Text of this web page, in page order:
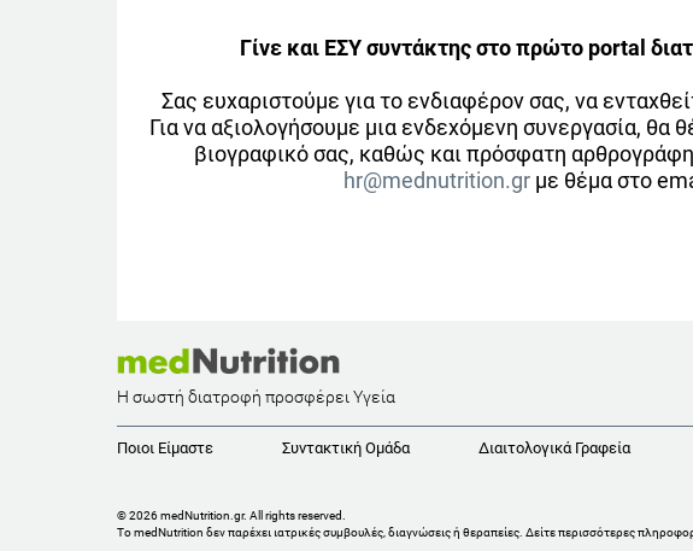
Γίνε και ΕΣΥ συντάκτης στο πρώτο portal
Σας ευχαριστούμε για το ενδιαφέρον σας, να
Για να αξιολογήσουμε μια ενδεχόμενη συνεργασία, θα
βιογραφικό σας, καθώς και πρόσφατη
hr@mednutrition.grμε θέμα στο
Η σωστή διατροφή προσφέρει Υγεία
Ποιοι Είμαστε Συντακτική Ομάδα Διαιτολογικά Γραφεία
© 2026 medNutrition.gr. All rights reserved.
Το medNutrition δεν παρέχει ιατρικές συμβουλές, διαγνώσεις ή θεραπείες. Δείτε περισσότερες